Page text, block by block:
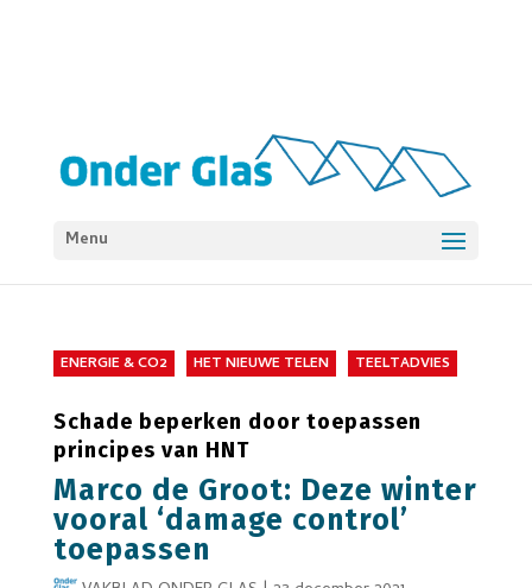
Menu
ENERGIE & CO2 HET NIEUWE TELEN TEELTADVIES
Schade beperken door toepassen
principes van HNT
Marco de Groot: Deze winter
vooral ‘damage control’
toepassen